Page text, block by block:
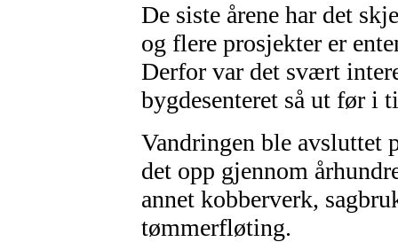
De siste årene har det
og flere prosjekter er
Derfor var det svært
bygdesenteret så ut før i
Vandringen ble avsluttet
det opp gjennom
annet kobberverk,
tømmerfløting.